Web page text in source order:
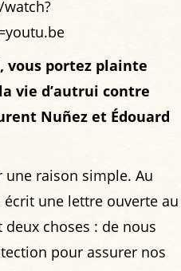
vous portez plainte
vie d’autrui contre
Nuñez et Édouard
raison simple. Au
une lettre ouverte au
choses : de nous
pour assurer nos